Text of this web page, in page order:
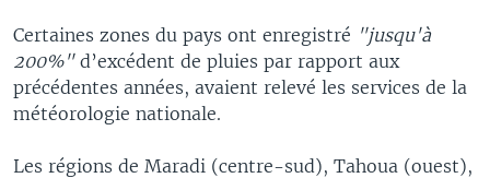
Certaines zones du pays ont enregistré "jusqu'à
200%"d’excédent de pluies par rapport aux
précédentes années, avaient relevé les services de la
météorologie nationale.
Les régions de Maradi (centre-sud), Tahoua (ouest),